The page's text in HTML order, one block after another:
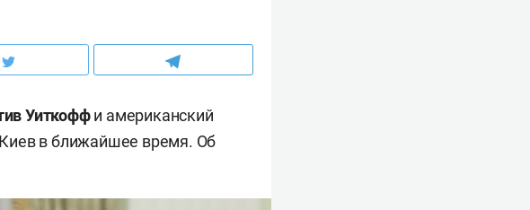
Уиткоффи американский
в ближайшее время. Об